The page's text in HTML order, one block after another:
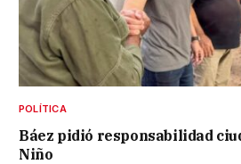
POLÍTICA
Báez pidió responsabilidad
Niño